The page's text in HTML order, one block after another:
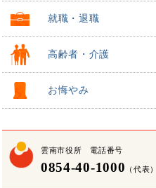
就職・退職
高齢者・介護
お悔やみ
雲南市役所 電話番号
0854-40-1000 （代表）